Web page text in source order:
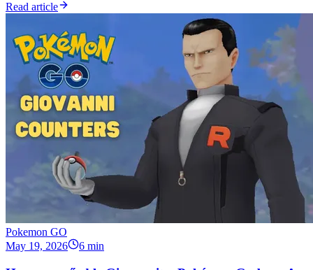
Read article
Pokemon GO
May 19, 2026
6 min